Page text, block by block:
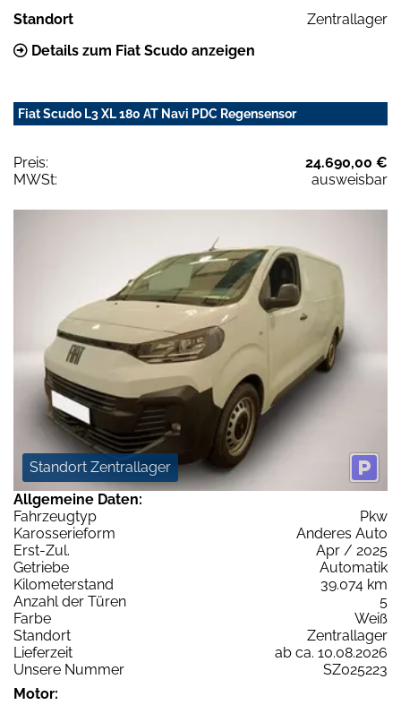
Standort
Zentrallager
Details zum Fiat Scudo anzeigen
Fiat Scudo L3 XL 180 AT Navi PDC Regensensor
Preis:
24.690,00 €
MWSt:
ausweisbar
Standort Zentrallager
Allgemeine Daten:
Fahrzeugtyp
Pkw
Karosserieform
Anderes Auto
Erst-Zul.
Apr / 2025
Getriebe
Automatik
Kilometerstand
39.074 km
Anzahl der Türen
5
Farbe
Weiß
Standort
Zentrallager
Lieferzeit
ab ca. 10.08.2026
Unsere Nummer
SZ025223
Motor: